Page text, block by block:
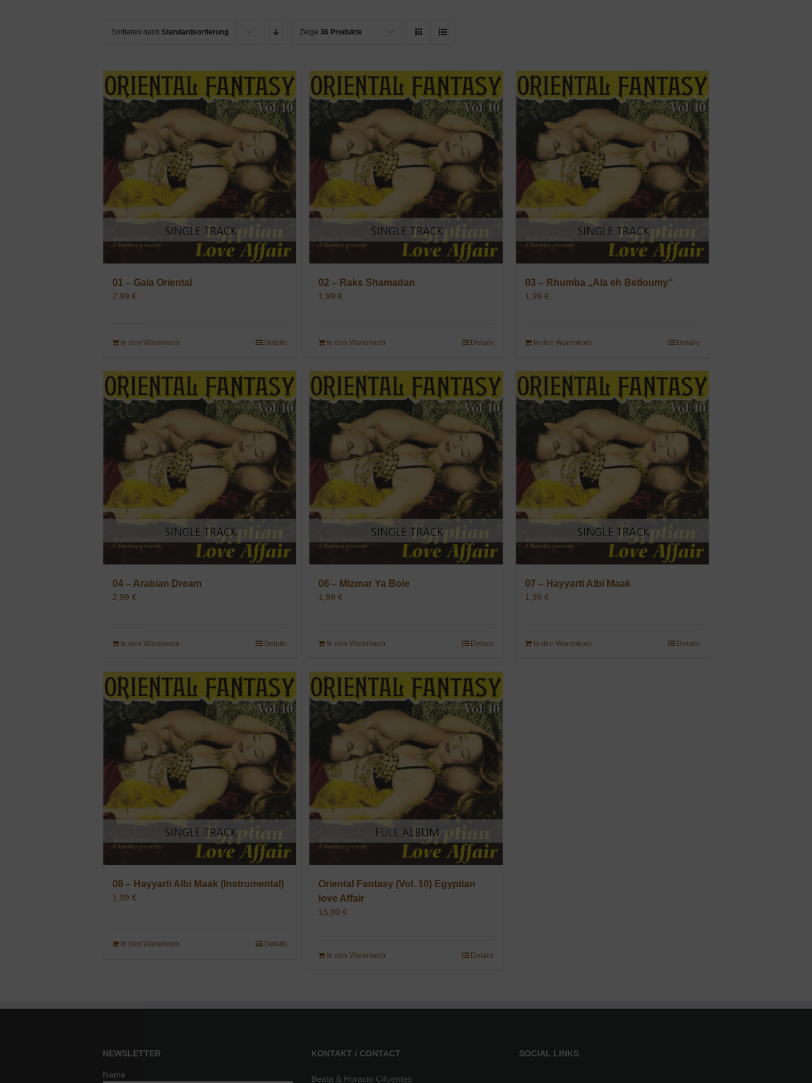
Sortieren nach Standardsortierung Zeige 36 Produkte
01 – Gala Oriental
2,99 €
In den Warenkorb Details
02 – Raks Shamadan
1,99€
In den Warenkorb Details
03 – Rhumba „Ala eh Betloumy“
1,99 €
In den Warenkorb Details
04 – Arabian Dream
2,99 €
In den Warenkorb Details
06 – Mizmar Ya Boie
1,99€
In den Warenkorb Details
07 – Hayyarti Albi Maak
1,99 €
In den Warenkorb Details
08 – Hayyarti Albi Maak (Instrumental)
1,99 €
In den Warenkorb Details
Oriental Fantasy (Vol. 10) Egyptian
love Affair
15,00€
In den Warenkorb Details
NEWSLETTER
Name
KONTAKT / CONTACT
Beata & Horacio Cifuentes
SOCIAL LINKS